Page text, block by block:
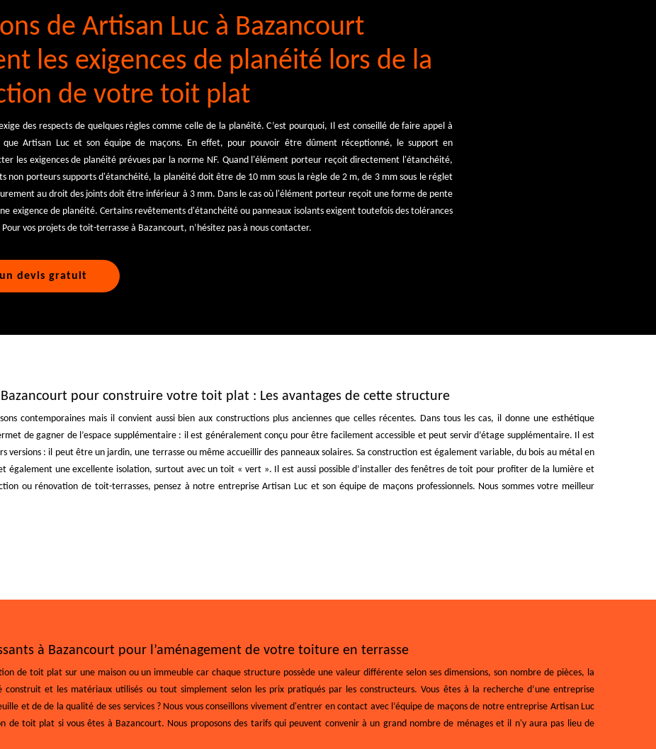
de Artisan Luc à Bazancourt
les exigences de planéité lors de la
de votre toit plat
des respects de quelques règles comme celle de la planéité. C’est pourquoi, Il est conseillé de faire appel à
que Artisan Luc et son équipe de maçons. En effet, pour pouvoir être dûment réceptionné, le support en
les exigences de planéité prévues par la norme NF. Quand l'élément porteur reçoit directement l'étanchéité,
non porteurs supports d'étanchéité, la planéité doit être de 10 mm sous la règle de 2 m, de 3 mm sous le réglet
au droit des joints doit être inférieur à 3 mm. Dans le cas où l'élément porteur reçoit une forme de pente
exigence de planéité. Certains revêtements d'étanchéité ou panneaux isolants exigent toutefois des tolérances
vos projets de toit-terrasse à Bazancourt, n’hésitez pas à nous contacter.
devis gratuit
pour construire votre toit plat : Les avantages de cette structure
contemporaines mais il convient aussi bien aux constructions plus anciennes que celles récentes. Dans tous les cas, il donne une esthétique
de gagner de l’espace supplémentaire : il est généralement conçu pour être facilement accessible et peut servir d’étage supplémentaire. Il est
versions : il peut être un jardin, une terrasse ou même accueillir des panneaux solaires. Sa construction est également variable, du bois au métal en
également une excellente isolation, surtout avec un toit « vert ». Il est aussi possible d’installer des fenêtres de toit pour profiter de la lumière et
ou rénovation de toit-terrasses, pensez à notre entreprise Artisan Luc et son équipe de maçons professionnels. Nous sommes votre meilleur
à Bazancourt pour l’aménagement de votre toiture en terrasse
de toit plat sur une maison ou un immeuble car chaque structure possède une valeur différente selon ses dimensions, son nombre de pièces, la
et les matériaux utilisés ou tout simplement selon les prix pratiqués par les constructeurs. Vous êtes à la recherche d’une entreprise
et de de la qualité de ses services ? Nous vous conseillons vivement d'entrer en contact avec l’équipe de maçons de notre entreprise Artisan Luc
de toit plat si vous êtes à Bazancourt. Nous proposons des tarifs qui peuvent convenir à un grand nombre de ménages et il n'y aura pas lieu de